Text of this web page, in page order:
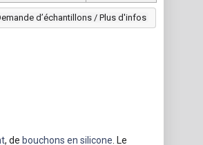
dʼéchantillons / Plus d'infos
, de bouchons en silicone . Le